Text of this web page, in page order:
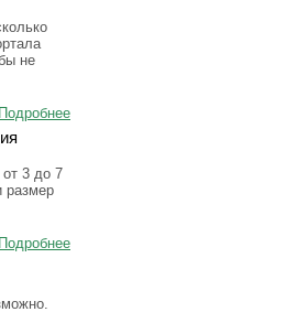
не
Подробнее
3 до 7
размер
Подробнее